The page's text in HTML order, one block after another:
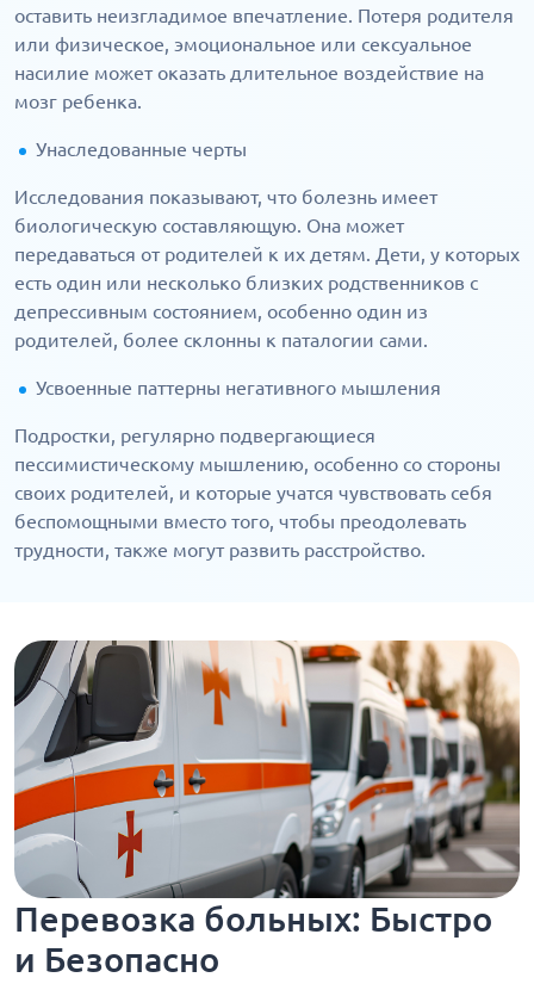
оставить неизгладимое впечатление. Потеря родителя
или физическое, эмоциональное или сексуальное
насилие может оказать длительное воздействие на
мозг ребенка.
Унаследованные черты
Исследования показывают, что болезнь имеет
биологическую составляющую. Она может
передаваться от родителей к их детям. Дети, у которых
есть один или несколько близких родственников с
депрессивным состоянием, особенно один из
родителей, более склонны к паталогии сами.
Усвоенные паттерны негативного мышления
Подростки, регулярно подвергающиеся
пессимистическому мышлению, особенно со стороны
своих родителей, и которые учатся чувствовать себя
беспомощными вместо того, чтобы преодолевать
трудности, также могут развить расстройство.
Перевозка больных: Быстро
и Безопасно